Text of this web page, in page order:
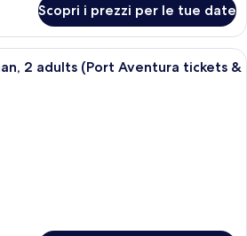
Scopri i prezzi per le tue date
Una camera d'albergo con due letti,
2 adults (Port Aventura tickets &